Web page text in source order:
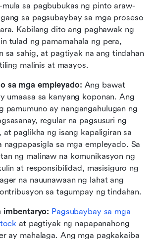
sa pagbubukas ng pinto araw-
sa pagsubaybay sa mga proseso
Kabilang dito ang paghawak ng
tulad ng pamamahala ng pera,
sa sahig, at pagtiyak na ang tindahan
malinis at maayos.
sa mga empleyado: Ang bawat
umaasa sa kanyang koponan. Ang
pamumuno ay nangangahulugan ng
regular na pagsusuri ng
at paglikha ng isang kapaligiran sa
nagpapasigla sa mga empleyado. Sa
ng malinaw na komunikasyon ng
at responsibilidad, masisiguro ng
na nauunawaan ng lahat ang
sa tagumpay ng tindahan.
imbentaryo: Pagsubaybay sa mga
at pagtiyak ng napapanahong
ay mahalaga. Ang mga pagkakaiba